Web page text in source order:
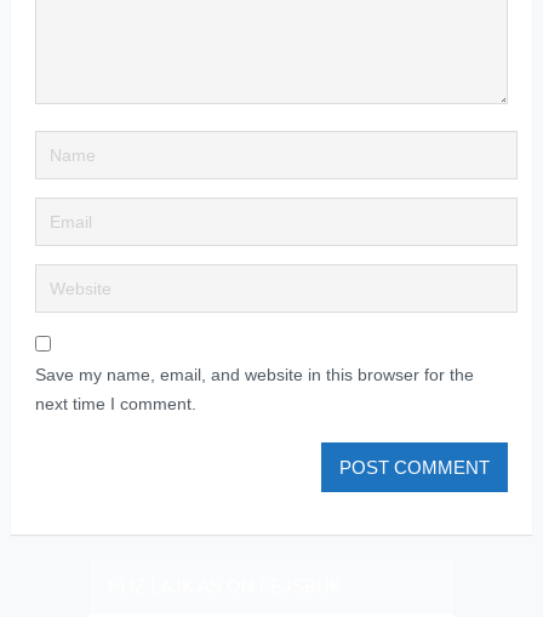
Save my name, email, and website in this browser for the
next time I comment.